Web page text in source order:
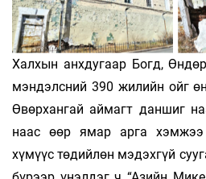
Халхын анхдугаар Богд,
мэндэлсний 390 жи­лийн ойг
Өвөрхангай аймагт даншиг
наас өөр ямар арга хэмжээ
хүмүүс төдийлөн мэ­дэхгүй